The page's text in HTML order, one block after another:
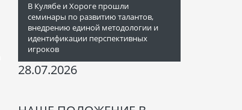
В Кулябе и Хороге прошли
семинары по развитию талантов,
внедрению единой методологии и
идентификации перспективных
игроков
28.07.2026